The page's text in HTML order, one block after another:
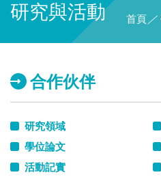
研究與活動 首頁 ／
合作伙伴
研究領域
學位論文
活動記實